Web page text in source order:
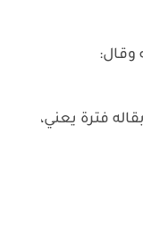
وقال:
فترة يعني،